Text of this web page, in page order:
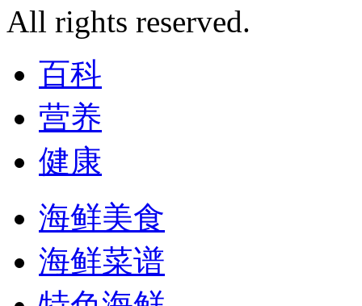
All rights reserved.
百科
营养
健康
海鲜美食
海鲜菜谱